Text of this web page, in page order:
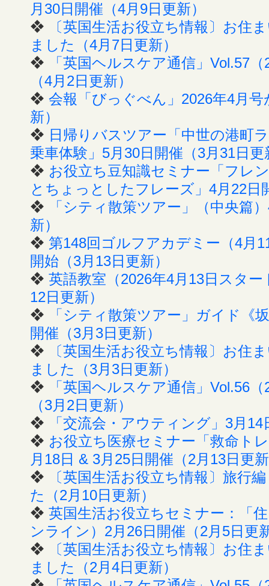
月30日開催（4月9日更新）
❖
〔英国生活お役立ち情報〕お住
ました（4月7日更新）
❖
「英国ヘルスケア通信」Vol.57
（4月2日更新）
❖ 会報「びっぐべん」2026年4月
新）
❖ 日帰りバスツアー「中世の港町
乗車体験」5月30日開催（3月31日更
❖ お役立ち豆知識セミナー「フレ
とちょっとしたフレーズ」4月22日
❖
「シティ散策ツアー」（中央篇
新）
❖ 第148回ゴルフアカデミー（4月
開始（3月13日更新）
❖ 英語教室（2026年4月13日スタ
12日更新）
❖
「シティ散策ツアー」ガイド《
開催（3月3日更新）
❖
〔英国生活お役立ち情報〕お住
ました（3月3日更新）
❖
「英国ヘルスケア通信」Vol.56
（3月2日更新）
❖
「交流会・アウティング」3月
❖ お役立ち医療セミナー「救命ト
月18日 & 3月25日開催（2月13日更
❖
〔英国生活お役立ち情報〕旅行
た（2月10日更新）
❖ 英国生活お役立ちセミナー：「
ンライン）2月26日開催（2月5日更
❖
〔英国生活お役立ち情報〕お住
ました（2月4日更新）